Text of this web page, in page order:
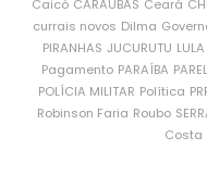
Caicó CARAÚBAS Ceará
currais novos Dilma
PIRANHAS JUCURUTU LULA
Pagamento PARAÍBA
POLÍCIA MILITAR Política
Robinson Faria Roubo
Costa